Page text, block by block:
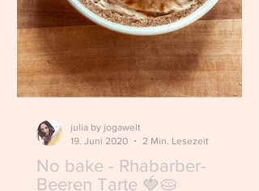
No bake - Rhabarber-
Beeren Tarte 🍓🥧
julia by jogawelt
19. Juni 2020
2 Min. Lesezeit